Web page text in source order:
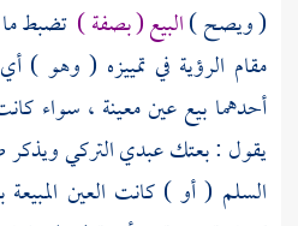
( ويصح )البيع ( بصفة ) تضبط
مقام الرؤية في تمييزه ( وهو )
أحدهما بيع عين معينة ، سواء
يقول : بعتك عبدي التركي ويذكر
السلم ( أو ) كانت العين